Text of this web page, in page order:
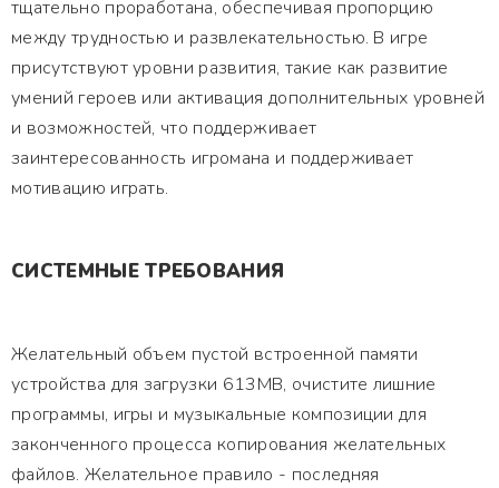
тщательно проработана, обеспечивая пропорцию
между трудностью и развлекательностью. В игре
присутствуют уровни развития, такие как развитие
умений героев или активация дополнительных уровней
и возможностей, что поддерживает
заинтересованность игромана и поддерживает
мотивацию играть.
СИСТЕМНЫЕ ТРЕБОВАНИЯ
Желательный объем пустой встроенной памяти
устройства для загрузки 613MB, очистите лишние
программы, игры и музыкальные композиции для
законченного процесса копирования желательных
файлов. Желательное правило - последняя